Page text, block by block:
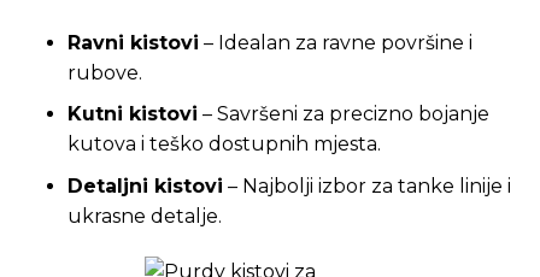
Ravni kistovi – Idealan za ravne površine i
rubove.
Kutni kistovi – Savršeni za precizno bojanje
kutova i teško dostupnih mjesta.
Detaljni kistovi – Najbolji izbor za tanke linije i
ukrasne detalje.